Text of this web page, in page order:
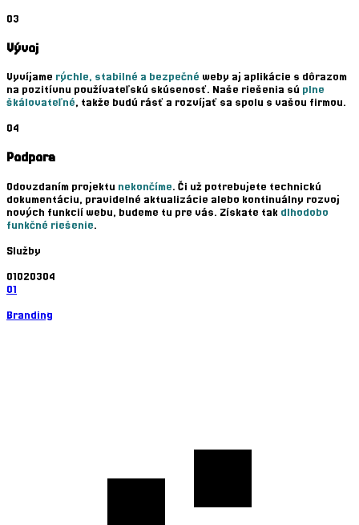
03
Vývoj
Vyvíjame rýchle, stabilné a bezpečné weby aj aplikácie s dôrazom
na pozitívnu používateľskú skúsenosť. Naše riešenia sú plne
škálovateľné, takže budú rásť a rozvíjať sa spolu s vašou firmou.
04
Podpora
Odovzdaním projektu nekončíme. Či už potrebujete technickú
dokumentáciu, pravidelné aktualizácie alebo kontinuálny rozvoj
nových funkcií webu, budeme tu pre vás. Získate tak dlhodobo
funkčné riešenie.
Služby
01020304
01
Branding